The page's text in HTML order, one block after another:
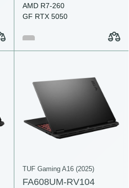
AMD R7-260
GF RTX 5050
TUF Gaming A16 (2025)
FA608UM-RV104